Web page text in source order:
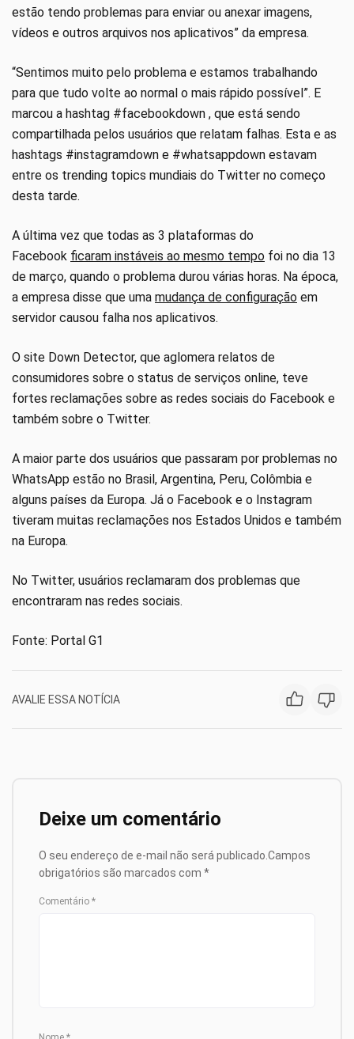
estão tendo problemas para enviar ou anexar imagens,
vídeos e outros arquivos nos aplicativos” da empresa.
“Sentimos muito pelo problema e estamos trabalhando
para que tudo volte ao normal o mais rápido possível”. E
marcou a hashtag #facebookdown , que está sendo
compartilhada pelos usuários que relatam falhas. Esta e as
hashtags #instagramdown e #whatsappdown estavam
entre os trending topics mundiais do Twitter no começo
desta tarde.
A última vez que todas as 3 plataformas do
Facebook ficaram instáveis ao mesmo tempo foi no dia 13
de março, quando o problema durou várias horas. Na época,
a empresa disse que uma mudança de configuração em
servidor causou falha nos aplicativos.
O site Down Detector, que aglomera relatos de
consumidores sobre o status de serviços online, teve
fortes reclamações sobre as redes sociais do Facebook e
também sobre o Twitter.
A maior parte dos usuários que passaram por problemas no
WhatsApp estão no Brasil, Argentina, Peru, Colômbia e
alguns países da Europa. Já o Facebook e o Instagram
tiveram muitas reclamações nos Estados Unidos e também
na Europa.
No Twitter, usuários reclamaram dos problemas que
encontraram nas redes sociais.
Fonte: Portal G1
AVALIE ESSA NOTÍCIA
Deixe um comentário
O seu endereço de e-mail não será publicado. Campos
obrigatórios são marcados com *
Comentário *